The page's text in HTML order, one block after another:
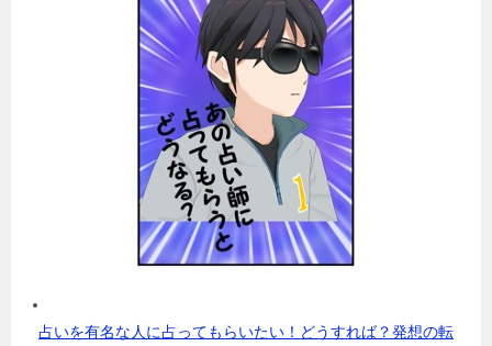
占いを有名な人に占ってもらいたい！どうすれば？発想の転